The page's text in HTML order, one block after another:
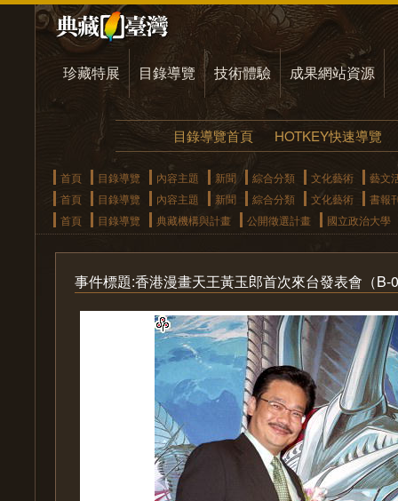
珍藏特展 目錄導覽 技術體驗 成果網站資源
目錄導覽首頁 HOTKEY快速導覽
首頁 目錄導覽 內容主題 新聞 綜合分類 文化藝術
藝文
首頁
目錄導覽 內容主題 新聞 綜合分類 文化藝術
書報
首頁
目錄導覽 典藏機構與計畫 公開徵選計畫 國立政治大學
事件標題:香港漫畫天王黃玉郎首次來台發表會（B-